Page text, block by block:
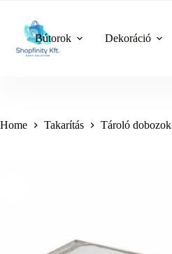
content
Bútorok Dekoráció
Home Takarítás Tároló dobozok